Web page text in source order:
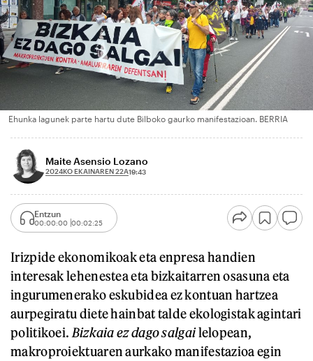
Ehunka lagunek parte hartu dute Bilboko gaurko manifestazioan. BERRIA
Maite Asensio Lozano
2024KO EKAINAREN 22A19:43
Entzun
00:00:00 00:02:25
Irizpide ekonomikoak eta enpresa handien
interesak lehenestea eta bizkaitarren osasuna eta
ingurumenerako eskubidea ez kontuan hartzea
aurpegiratu diete hainbat talde ekologistak agintari
politikoei. Bizkaia ez dago salgailelopean,
makroproiektuaren aurkako manifestazioa egin